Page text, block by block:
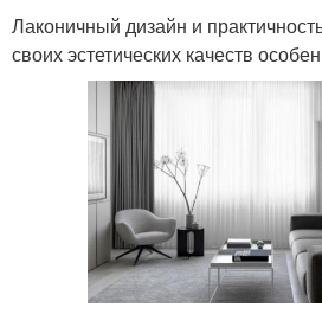
Длинные шторы
Шторы в спальню
Лаконичный дизайн и
своих эстетических качеств